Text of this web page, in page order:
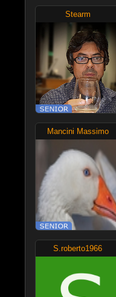
Stearm
Mancini Massimo
S.roberto1966